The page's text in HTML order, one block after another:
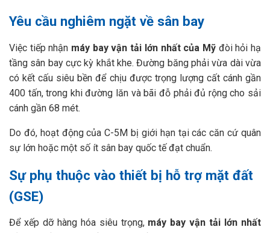
Yêu cầu nghiêm ngặt về sân bay
Việc tiếp nhận máy bay vận tải lớn nhất của Mỹđòi hỏi hạ
tầng sân bay cực kỳ khắt khe. Đường băng phải vừa dài vừa
có kết cấu siêu bền để chịu được trọng lượng cất cánh gần
400 tấn, trong khi đường lăn và bãi đỗ phải đủ rộng cho sải
cánh gần 68 mét.
Do đó, hoạt động của C-5M bị giới hạn tại các căn cứ quân
sự lớn hoặc một số ít sân bay quốc tế đạt chuẩn.
Sự phụ thuộc vào thiết bị hỗ trợ mặt đất
(GSE)
Để xếp dỡ hàng hóa siêu trọng, máy bay vận tải lớn nhất